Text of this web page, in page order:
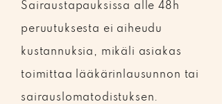
Sairaustapauksissa alle 48h
peruutuksesta ei aiheudu
kustannuksia, mikäli asiakas
toimittaa lääkärinlausunnon tai
sairauslomatodistuksen.